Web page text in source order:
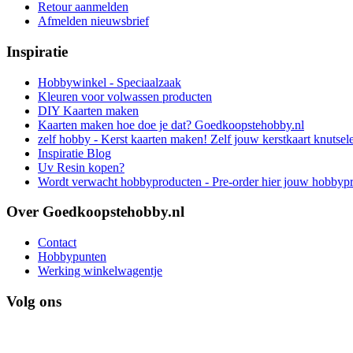
Retour aanmelden
Afmelden nieuwsbrief
Inspiratie
Hobbywinkel - Speciaalzaak
Kleuren voor volwassen producten
DIY Kaarten maken
Kaarten maken hoe doe je dat? Goedkoopstehobby.nl
zelf hobby - Kerst kaarten maken! Zelf jouw kerstkaart
Inspiratie Blog
Uv Resin kopen?
Wordt verwacht hobbyproducten - Pre-order hier jouw
Over Goedkoopstehobby.nl
Contact
Hobbypunten
Werking winkelwagentje
Volg ons